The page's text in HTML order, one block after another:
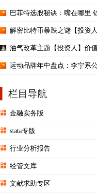
巴菲特选股秘诀：嘴在哪里
解密比特币暴跌之谜【投资
油气改革主题【投资人】价
运动品牌年中盘点：李宁系
栏目导航
金融实务版
stata专版
行业分析报告
经管文库
文献求助专区